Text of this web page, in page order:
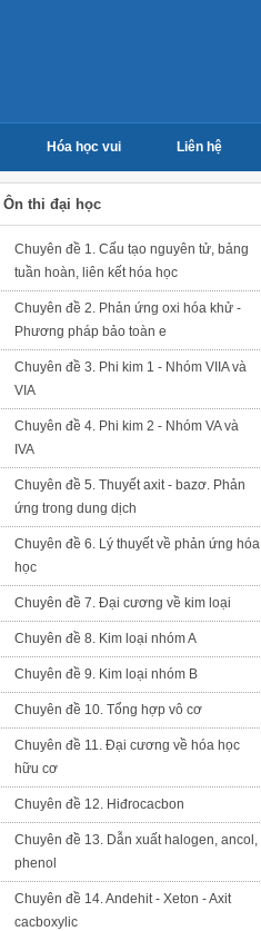
Hóa học vui Liên hệ
Ôn thi đại học
Chuyên đề 1. Cấu tạo nguyên tử, bảng
tuần hoàn, liên kết hóa học
Chuyên đề 2. Phản ứng oxi hóa khử -
Phương pháp bảo toàn e
Chuyên đề 3. Phi kim 1 - Nhóm VIIA và
VIA
Chuyên đề 4. Phi kim 2 - Nhóm VA và
IVA
Chuyên đề 5. Thuyết axit - bazơ. Phản
ứng trong dung dịch
Chuyên đề 6. Lý thuyết về phản ứng hóa
học
Chuyên đề 7. Đại cương về kim loại
Chuyên đề 8. Kim loại nhóm A
Chuyên đề 9. Kim loại nhóm B
Chuyên đề 10. Tổng hợp vô cơ
Chuyên đề 11. Đại cương về hóa học
hữu cơ
Chuyên đề 12. Hiđrocacbon
Chuyên đề 13. Dẫn xuất halogen, ancol,
phenol
Chuyên đề 14. Andehit - Xeton - Axit
cacboxylic